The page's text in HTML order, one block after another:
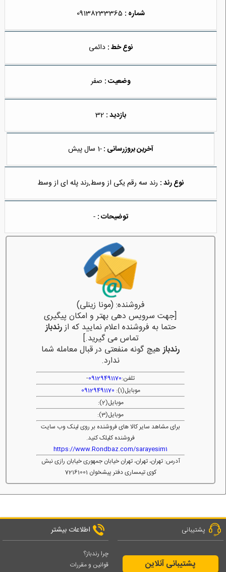
شماره : 09138233365
نوع خط : دائمی
وضعیت : صفر
بازدید : 32
آخرین بروزرسانی :-1 سال پیش
نوع رند : رند سه رقم یکی از وسط,رند پله ای از وسط
توضیحات : -
فروشنده: (مونا زینلی)
[جهت سرویس دهی بهتر و امکان پیگیری
حتما به فروشنده اعلام نمایید که ازرندباز
تماس می گیرید.]
رندبازهیچ گونه منفعتی در قبال معامله شما
ندارد.
تلفن:09129491170
-
موبایل(1):
09129491170
موبایل(2):
موبایل(3):
برای مشاهد سایر کالا های فروشنده بر روی لینک وب سایت
فروشنده کلیلک کنید.
https://www.Rondbaz.com/sarayesim1
آدرس: تهران، تهران، تهران خیابان جمهوری خیابان رازی نبش
کوی تیمساری دفتر پیشخوان 72161001
پشتیبانی
پشتیبانی آنلاین
اطلاعات بیشتر
چرا رندباز؟
قوانین و مقررات